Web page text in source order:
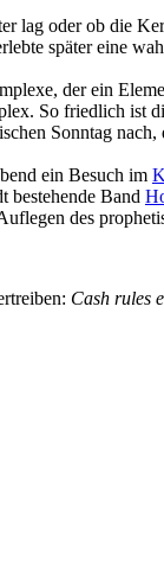
lag oder ob die
später eine
der ein
So friedlich ist
Sonntag
ein Besuch im
bestehende Band
des
Cash rules